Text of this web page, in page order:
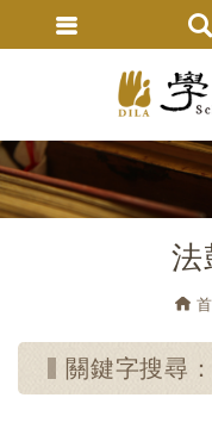
法
關鍵字搜尋